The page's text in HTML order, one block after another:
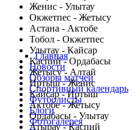
Женис - Улытау
Окжетпес - Жетысу
Астана - Актобе
Тобол - Окжетпес
Улытау - Кайсар
Каспий - Ордабасы
Жетысу - Алтай
Иртыш - Женис
Кайсар - Иртыш
Актобе - Жетысу
Ордабасы - Улытау
Атырау - Каспий
Главная
Новости
Обзоры матчей
Спортивный календарь
Футболисты
Блоги
Фотогалерея